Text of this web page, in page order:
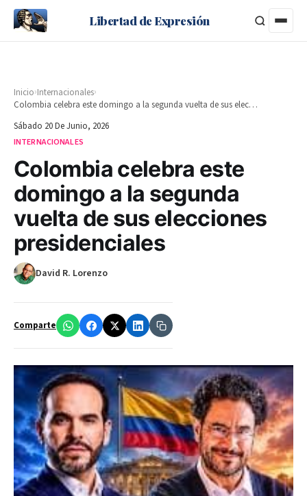
Libertad de Expresión
Inicio›Internacionales›
Colombia celebra este domingo a la segunda vuelta de sus elecciones presidenciales
Sábado 20 De Junio, 2026
INTERNACIONALES
Colombia celebra este
domingo a la segunda
vuelta de sus elecciones
presidenciales
David R. Lorenzo
Comparte